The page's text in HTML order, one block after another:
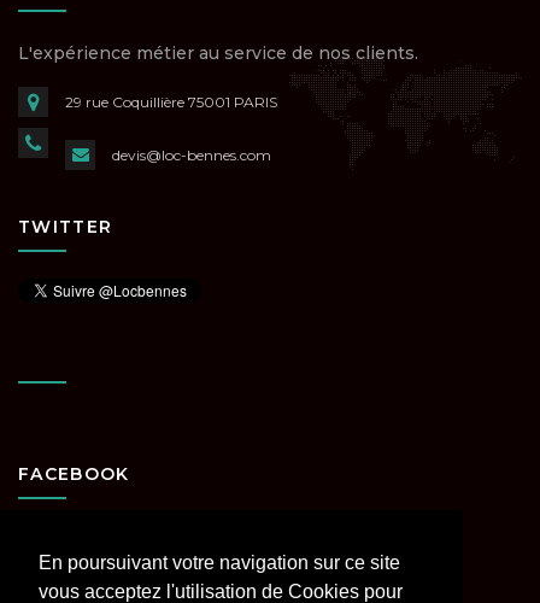
En poursuivant votre navigation sur ce site
vous acceptez l'utilisation de Cookies pour
L'expérience métier au service de nos clients.
29 rue Coquillière 75001 PARIS
devis@loc-bennes.com
TWITTER
FACEBOOK